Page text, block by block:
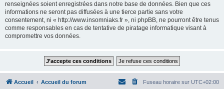
renseignées soient enregistrées dans notre base de données. Bien que ces
informations ne seront pas diffusées à une tierce partie sans votre
consentement, ni « http://www.insomniaks.fr », ni phpBB, ne pourront être tenus
comme responsables en cas de tentative de piratage informatique visant à
compromettre vos données.
Accueil Accueil du forum Fuseau horaire sur UTC+02:00